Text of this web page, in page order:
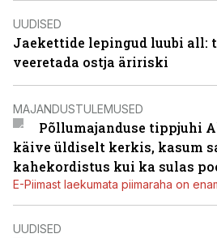
UUDISED
Jaekettide lepingud luubi all:
veeretada ostja äririski
MAJANDUSTULEMUSED
Põllumajanduse tippjuhi
käive üldiselt kerkis, kasum
kahekordistus kui ka sulas
E-Piimast laekumata piimaraha on
UUDISED